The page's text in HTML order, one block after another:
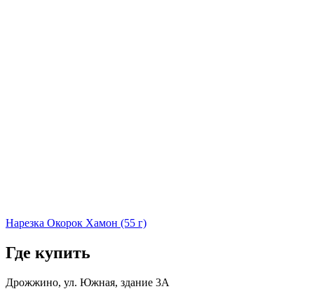
Нарезка Окорок Хамон (55 г)
Где купить
Дрожжино, ул. Южная, здание 3А